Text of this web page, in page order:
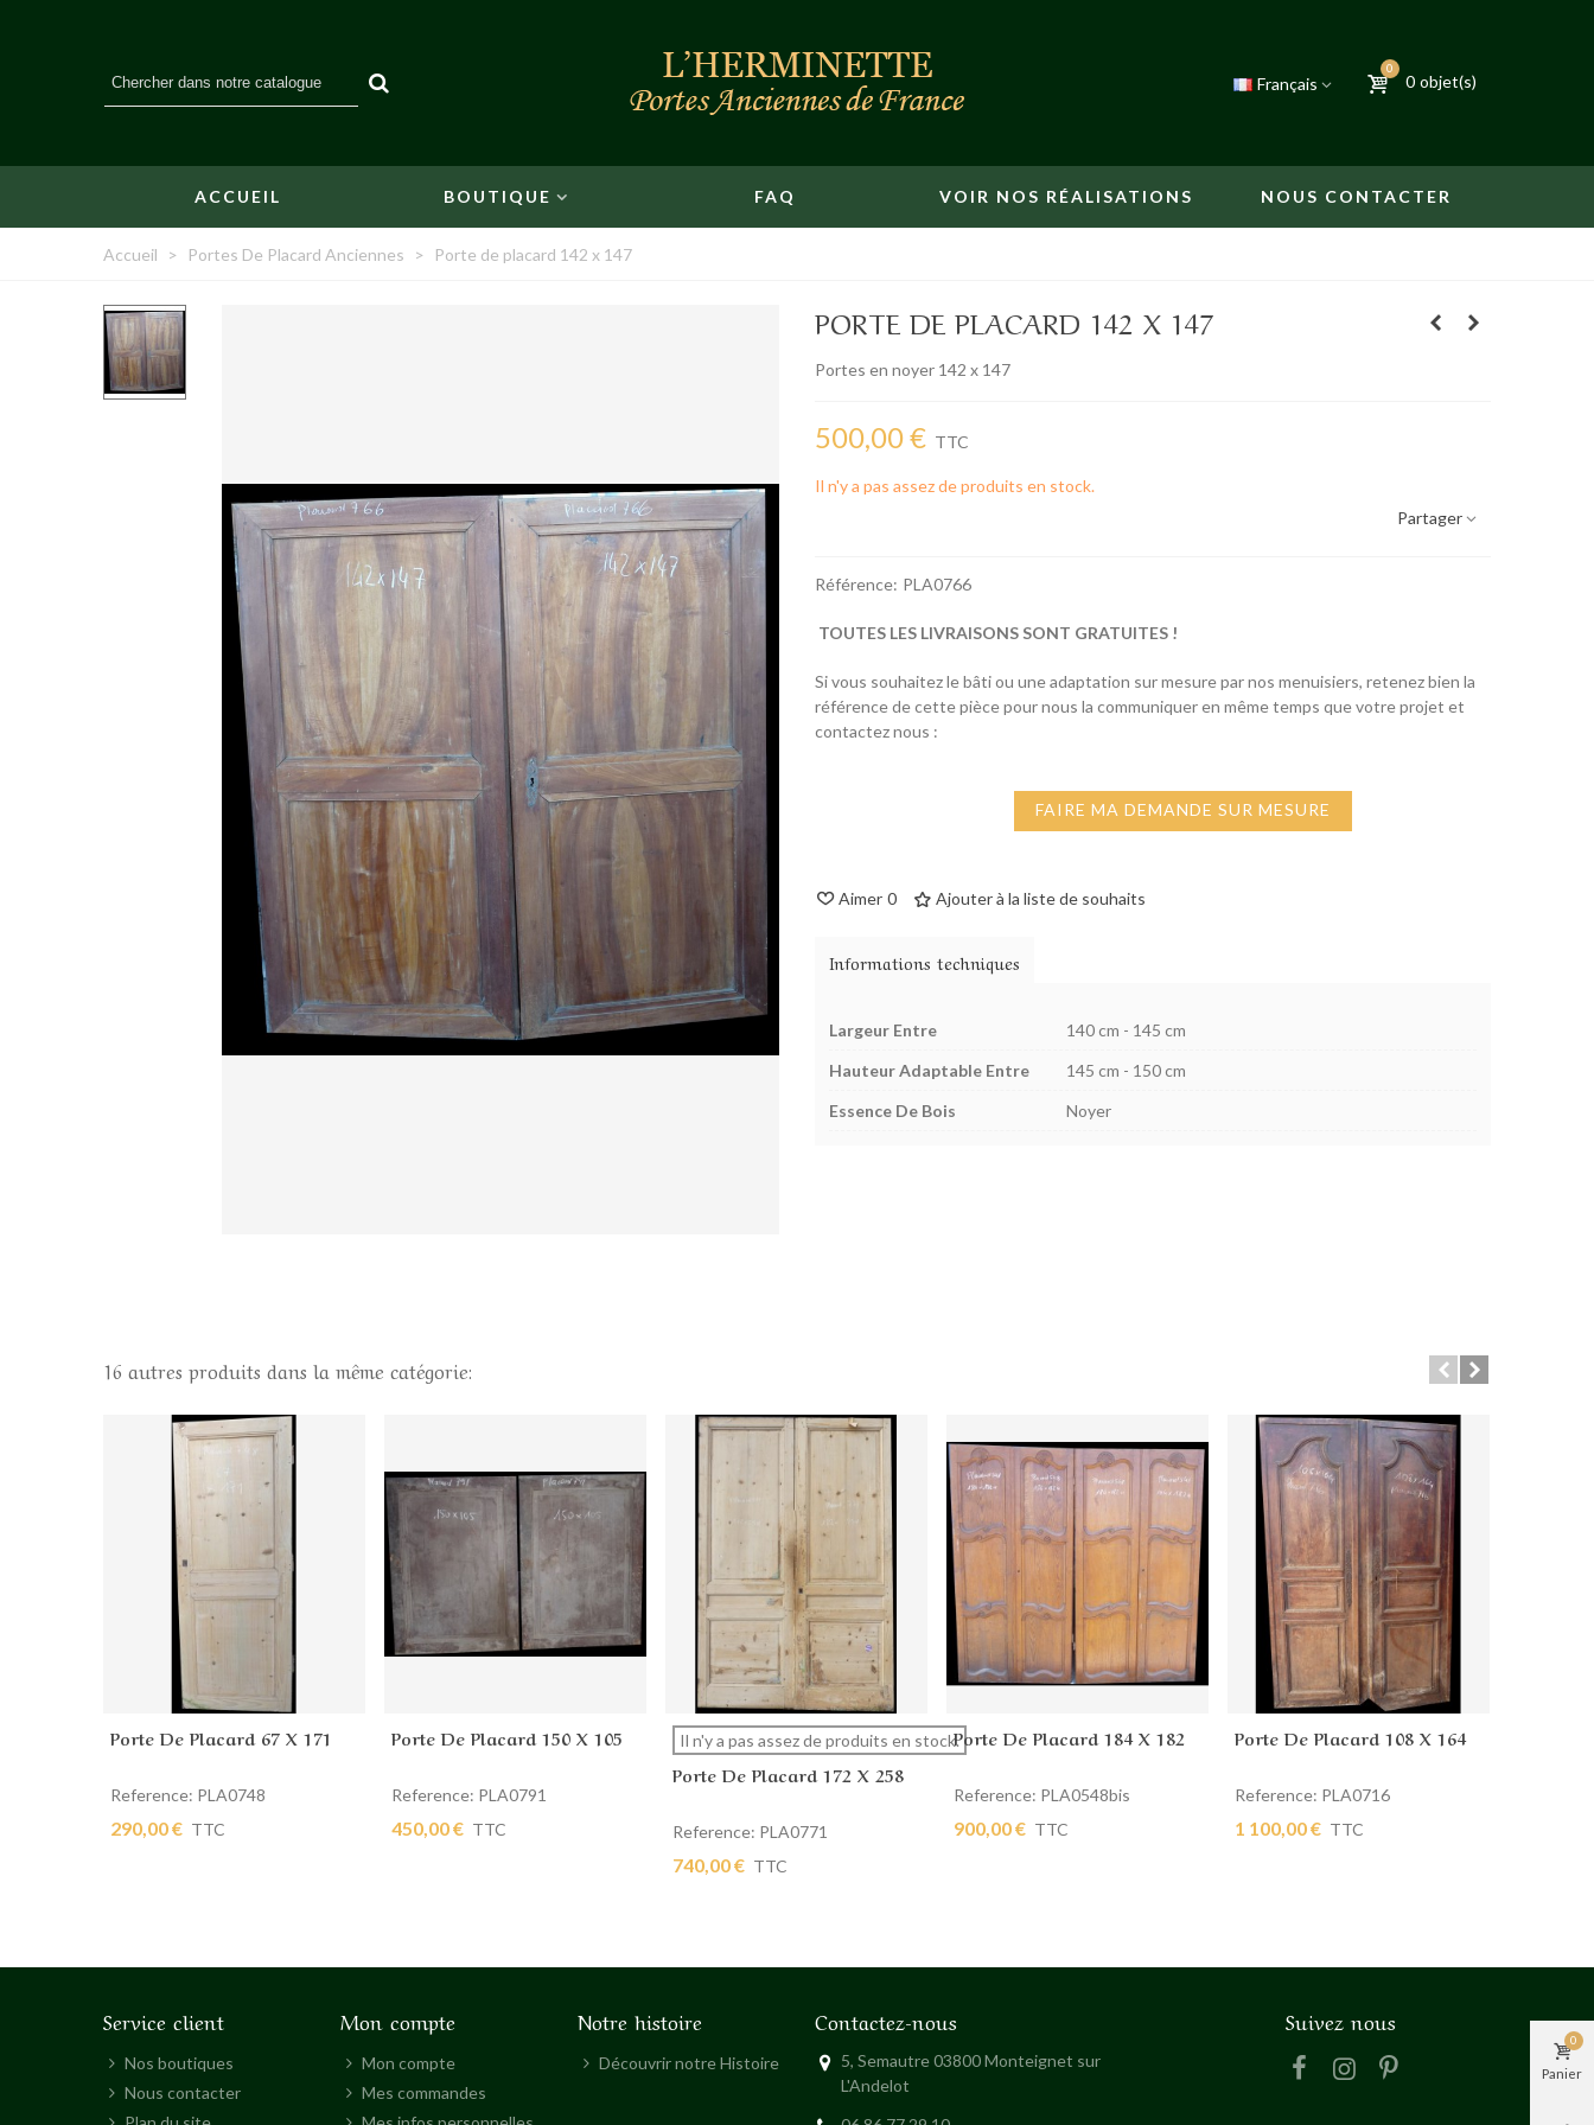
Français
0
0 objet(s)
ACCUEIL BOUTIQUE FAQ VOIR NOS RÉALISATIONS NOUS CONTACTER
Accueil > Portes De Placard Anciennes > Porte de placard 142 x 147
PORTE DE PLACARD 142 X 147
Portes en noyer 142 x 147
500,00 € TTC
Il n'y a pas assez de produits en stock.
Partager
Référence: PLA0766
TOUTES LES LIVRAISONS SONT GRATUITES !
Si vous souhaitez le bâti ou une adaptation sur mesure par nos menuisiers, retenez bien la
référence de cette pièce pour nous la communiquer en même temps que votre projet et
contactez nous :
FAIRE MA DEMANDE SUR MESURE
Aimer 0 Ajouter à la liste de souhaits
Informations techniques
Largeur Entre
140 cm - 145 cm
Hauteur Adaptable Entre
145 cm - 150 cm
Essence De Bois
Noyer
16 autres produits dans la même catégorie:
Ajouter au panier
Porte De Placard 67 X 171
Reference: PLA0748
290,00 € TTC
Ajouter au panier
Porte De Placard 150 X 105
Reference: PLA0791
450,00 € TTC
Afficher plus
Il n'y a pas assez de produits en stock.
Porte De Placard 172 X 258
Reference: PLA0771
740,00 € TTC
Ajouter au panier
Porte De Placard 184 X 182
Reference: PLA0548bis
900,00 € TTC
Ajouter au panier
Porte De Placard 108 X 164
Reference: PLA0716
1 100,00 € TTC
Service client
Nos boutiques
Nous contacter
Mon compte
Mon compte
Mes commandes
Notre histoire
Découvrir notre Histoire
Contactez-nous
5, Semautre 03800 Monteignet sur
L'Andelot
Suivez nous
Panier
0